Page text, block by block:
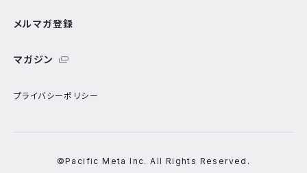
メルマガ登録
マガジン
プライバシーポリシー
©Pacific Meta Inc. All Rights Reserved.